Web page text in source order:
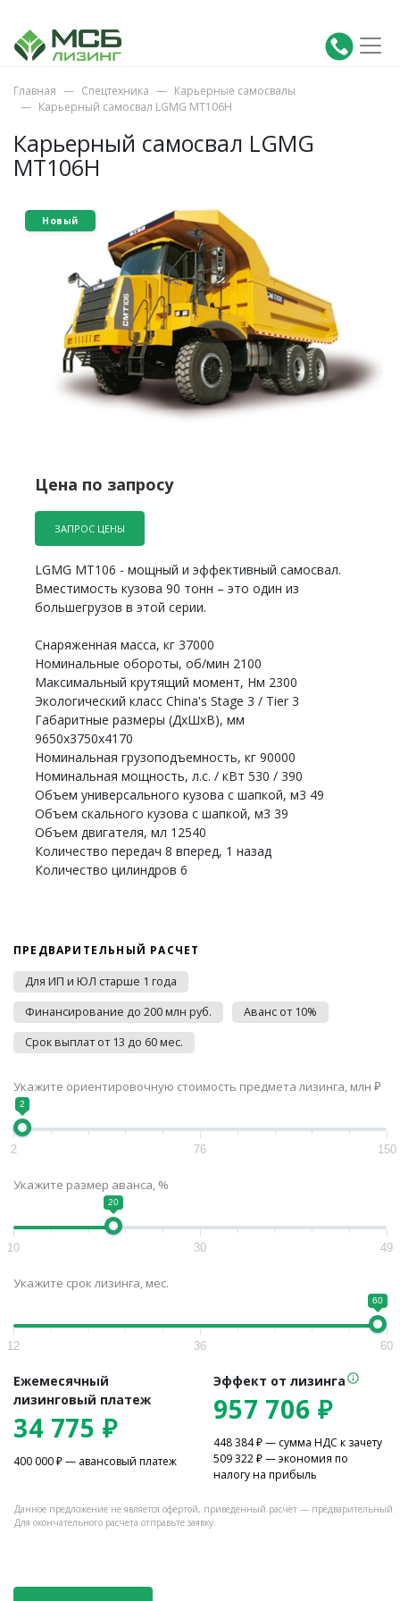
Главная Спецтехника
Карьерные самосвалы
Карьерный самосвал LGMG MT106H
Карьерный самосвал LGMG
MT106H
Новый
Цена по запросу
ЗАПРОС ЦЕНЫ
LGMG MT106 - мощный и эффективный самосвал.
Вместимость кузова 90 тонн – это один из
большегрузов в этой серии.
Снаряженная масса, кг 37000
Номинальные обороты, об/мин 2100
Максимальный крутящий момент, Нм 2300
Экологический класс China's Stage 3 / Tier 3
Габаритные размеры (ДxШxВ), мм
9650х3750х4170
Номинальная грузоподъемность, кг 90000
Номинальная мощность, л.с. / кВт 530 / 390
Объем универсального кузова с шапкой, м3 49
Объем скального кузова с шапкой, м3 39
Объем двигателя, мл 12540
Количество передач 8 вперед, 1 назад
Количество цилиндров 6
ПРЕДВАРИТЕЛЬНЫЙ РАСЧЕТ
Для ИП и ЮЛ старше 1 года
Финансирование до 200 млн руб.
Аванс от 10%
Срок выплат от 13 до 60 мес.
Укажите ориентировочную стоимость предмета лизинга, млн ₽
2
2 76 150
Укажите размер аванса, %
20
10 30 49
Укажите срок лизинга, мес.
60
12 36 60
Ежемесячный
лизинговый платеж
34 775 ₽
400 000₽ — авансовый платеж
Эффект от лизинга
957 706 ₽
448 384₽ — сумма НДС к зачету
509 322₽ — экономия по
налогу на прибыль
Данное предложение не является офертой, приведенный расчет — предварительный.
Для окончательного расчета отправьте заявку.